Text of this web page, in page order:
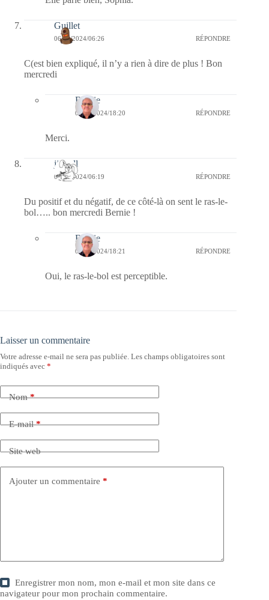
Guillet
06/11/2024/06:26 RÉPONDRE
C(est bien expliqué, il n’y a rien à dire de plus ! Bon
mercredi
Bernie
07/11/2024/18:20 RÉPONDRE
Merci.
jill bill
06/11/2024/06:19 RÉPONDRE
Du positif et du négatif, de ce côté-là on sent le ras-le-
bol….. bon mercredi Bernie !
Bernie
07/11/2024/18:21 RÉPONDRE
Oui, le ras-le-bol est perceptible.
Laisser un commentaire
Votre adresse e-mail ne sera pas publiée. Les champs obligatoires sont
indiqués avec *
Nom*
E-mail*
Site web
Ajouter un commentaire *
Enregistrer mon nom, mon e-mail et mon site dans ce
navigateur pour mon prochain commentaire.